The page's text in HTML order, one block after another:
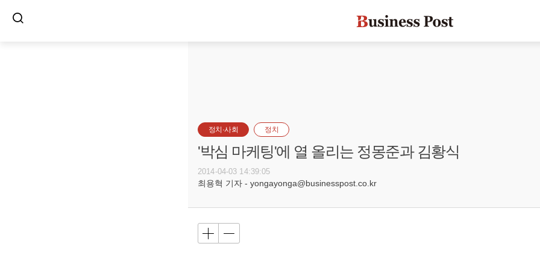
정치·사회 정치
'박심 마케팅'에 열 올리는 정몽준과 김황식
2014-04-03 14:39:05
최용혁 기자 - yongayonga@businesspost.co.kr